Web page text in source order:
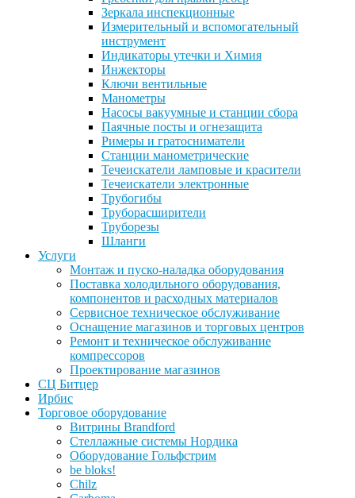
Зеркала инспекционные
Измерительный и вспомогательный
инструмент
Индикаторы утечки и Химия
Инжекторы
Ключи вентильные
Манометры
Насосы вакуумные и станции сбора
Паячные посты и огнезащита
Римеры и гратосниматели
Станции манометрические
Течеискатели ламповые и красители
Течеискатели электронные
Трубогибы
Труборасширители
Труборезы
Шланги
Услуги
Монтаж и пуско-наладка оборудования
Поставка холодильного оборудования,
компонентов и расходных материалов
Сервисное техническое обслуживание
Оснащение магазинов и торговых центров
Ремонт и техническое обслуживание
компрессоров
Проектирование магазинов
СЦ Битцер
Ирбис
Торговое оборудование
Витрины Brandford
Стеллажные системы Нордика
Оборудование Гольфстрим
be bloks!
Chilz